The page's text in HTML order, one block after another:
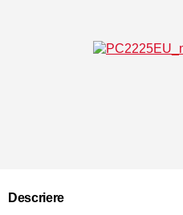
Descriere